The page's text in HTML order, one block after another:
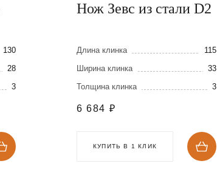
130
28
3
Нож Зевс из стали D2
Длина клинка
115
Ширина клинка
33
Толщина клинка
3
6 684 ₽
КУПИТЬ В 1 КЛИК